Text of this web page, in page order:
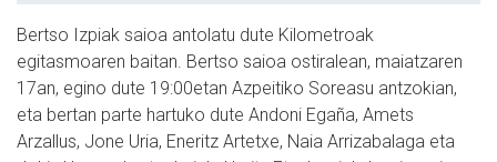
Bertso Izpiak saioa antolatu dute Kilometroak
egitasmoaren baitan. Bertso saioa ostiralean, maiatzaren
17an, egino dute 19:00etan Azpeitiko Soreasu antzokian,
eta bertan parte hartuko dute Andoni Egaña, Amets
Arzallus, Jone Uria, Eneritz Artetxe, Naia Arrizabalaga eta